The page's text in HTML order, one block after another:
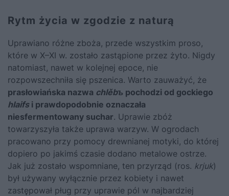
Rytm życia w zgodzie z naturą
Uprawiano różne zboża, przede wszystkim proso,
które w X–XI w. zostało zastąpione przez żyto. Nigdy
natomiast, nawet w kolejnej epoce, nie
rozpowszechniła się pszenica. Warto zauważyć, że
prasłowiańska nazwa chlěbъ pochodzi od gockiego
hlaifsi prawdopodobnie oznaczała
niesfermentowany suchar. Uprawie zbóż
towarzyszyła także uprawa warzyw. W ogrodach
pracowano przy pomocy drewnianej motyki, do której
dopiero po jakimś czasie dodano metalowe ostrze.
Jak już zostało wspomniane, ten przyrząd (ros. krjuk)
był używany wyłącznie przez kobiety i nawet
zastępował pług przy uprawie pól w najbardziej